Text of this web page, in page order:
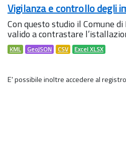
Vigilanza e controllo degli
Con questo studio il Comune
valido a contrastare
KML GeoJSON CSV Excel XLSX
E' possibile inoltre accedere al